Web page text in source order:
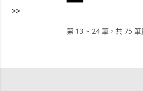
>>
第 13 ~ 24 筆，共 75 筆